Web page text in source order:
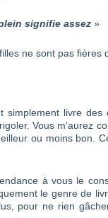
signifie assez »
ne sont pas fières
livre
Vous m’aurez
ou moins bon.
à vous le
le genre de
pour ne rien